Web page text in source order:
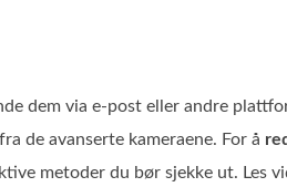
dem via e‑post eller andre
de avanserte kameraene. For å
metoder du bør sjekke ut. Les